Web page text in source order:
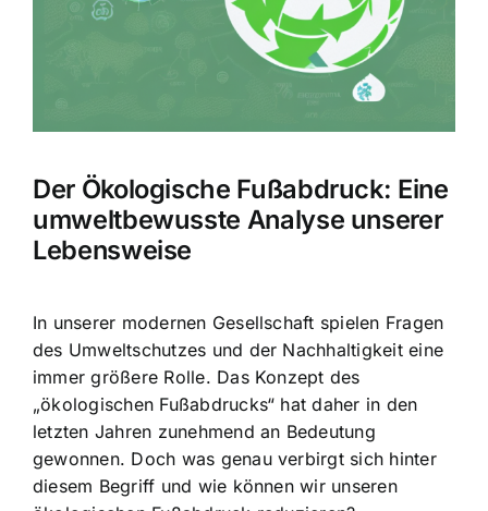
Der Ökologische Fußabdruck: Eine
umweltbewusste Analyse unserer
Lebensweise
In unserer modernen Gesellschaft spielen Fragen
des Umweltschutzes und der Nachhaltigkeiteine
immer größere Rolle. Das Konzept des
„ökologischen Fußabdrucks“ hat daher in den
letzten Jahren zunehmend an Bedeutung
gewonnen. Doch was genau verbirgt sich hinter
diesem Begriff und wie können wir unseren